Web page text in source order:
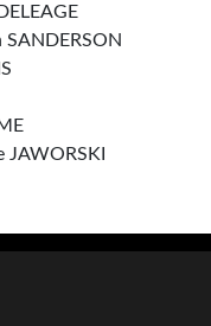
JAWORSKI